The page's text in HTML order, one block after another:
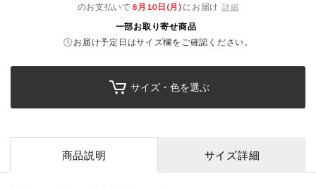
のお支払いで 8月10日(月) にお届け 詳細
一部お取り寄せ商品
お届け予定日はサイズ欄をご確認ください。
サイズ・色を選ぶ
商品説明 サイズ詳細